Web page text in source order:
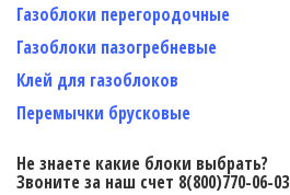
Газоблоки перегородочные
Газоблоки пазогребневые
Клей для газоблоков
Перемычки брусковые
Не знаете какие блоки выбрать?
Звоните за наш счет 8(800)770-06-03